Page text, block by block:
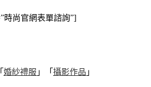
時尚官網表單諮詢”]
婚紗禮服 」「 攝影作品 」